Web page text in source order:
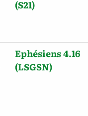
(S21)
Ephésiens 4.16
(LSGSN)